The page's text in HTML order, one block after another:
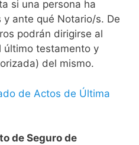
si una persona ha
ante qué Notario/s. De
podrán dirigirse al
último testamento y
del mismo.
de Actos de Última
de Seguro de